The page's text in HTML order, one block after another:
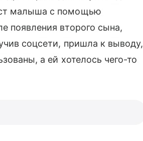
малыша с помощью
появления второго сына,
соцсети, пришла к выводу,
а ей хотелось чего-то